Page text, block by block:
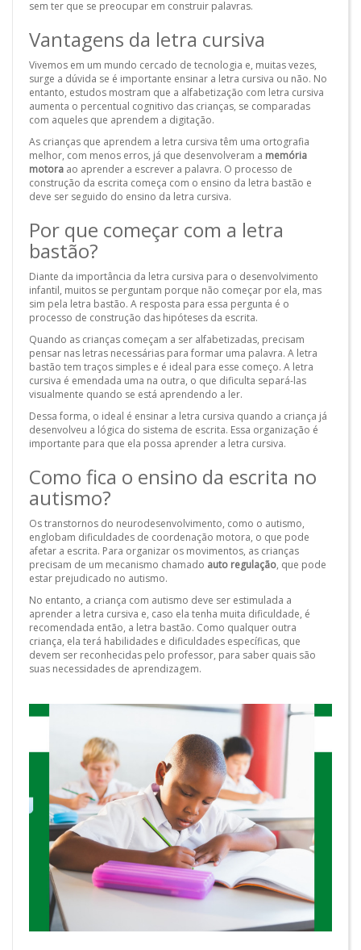
sem ter que se preocupar em construir palavras.
Vantagens da letra cursiva
Vivemos em um mundo cercado de tecnologia e, muitas vezes,
surge a dúvida se é importante ensinar a letra cursiva ou não. No
entanto, estudos mostram que a alfabetização com letra cursiva
aumenta o percentual cognitivo das crianças, se comparadas
com aqueles que aprendem a digitação.
As crianças que aprendem a letra cursiva têm uma ortografia
melhor, com menos erros, já que desenvolveram a memória
motora ao aprender a escrever a palavra. O processo de
construção da escrita começa com o ensino da letra bastão e
deve ser seguido do ensino da letra cursiva.
Por que começar com a letra
bastão?
Diante da importância da letra cursiva para o desenvolvimento
infantil, muitos se perguntam porque não começar por ela, mas
sim pela letra bastão. A resposta para essa pergunta é o
processo de construção das hipóteses da escrita.
Quando as crianças começam a ser alfabetizadas, precisam
pensar nas letras necessárias para formar uma palavra. A letra
bastão tem traços simples e é ideal para esse começo. A letra
cursiva é emendada uma na outra, o que dificulta separá-las
visualmente quando se está aprendendo a ler.
Dessa forma, o ideal é ensinar a letra cursiva quando a criança já
desenvolveu a lógica do sistema de escrita. Essa organização é
importante para que ela possa aprender a letra cursiva.
Como fica o ensino da escrita no
autismo?
Os transtornos do neurodesenvolvimento, como o autismo,
englobam dificuldades de coordenação motora, o que pode
afetar a escrita. Para organizar os movimentos, as crianças
precisam de um mecanismo chamado auto regulação, que pode
estar prejudicado no autismo.
No entanto, a criança com autismo deve ser estimulada a
aprender a letra cursiva e, caso ela tenha muita dificuldade, é
recomendada então, a letra bastão. Como qualquer outra
criança, ela terá habilidades e dificuldades específicas, que
devem ser reconhecidas pelo professor, para saber quais são
suas necessidades de aprendizagem.